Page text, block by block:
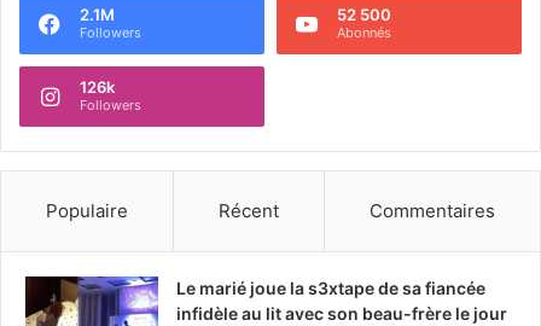
2.1M
Followers
52 500
Abonnés
126k
Followers
Populaire Récent Commentaires
Le marié joue la s3xtape de sa fiancée
infidèle au lit avec son beau-frère le jour